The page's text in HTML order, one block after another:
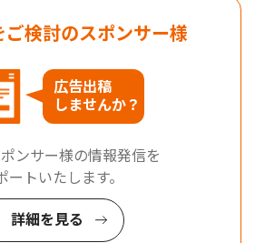
ご検討のスポンサー様
広告出稿
しませんか？
ンサー様の情報発信を
ートいたします。
詳細を見る